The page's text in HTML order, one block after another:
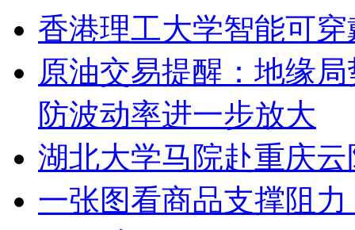
香港理工大学智能可
原油交易提醒：地缘
防波动率进一步放大
湖北大学马院赴重庆
一张图看商品支撑阻